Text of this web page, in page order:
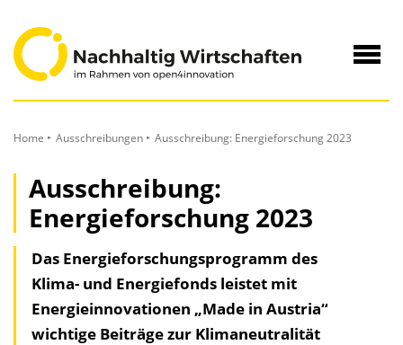
Inhalt
Home Ausschreibungen Ausschreibung: Energieforschung 2023
Ausschreibung:
Energieforschung 2023
Das Energieforschungsprogramm des
Klima- und Energiefonds leistet mit
Energieinnovationen „Made in Austria“
wichtige Beiträge zur Klimaneutralität